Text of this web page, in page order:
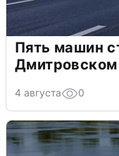
Пять машин
4 августа 0